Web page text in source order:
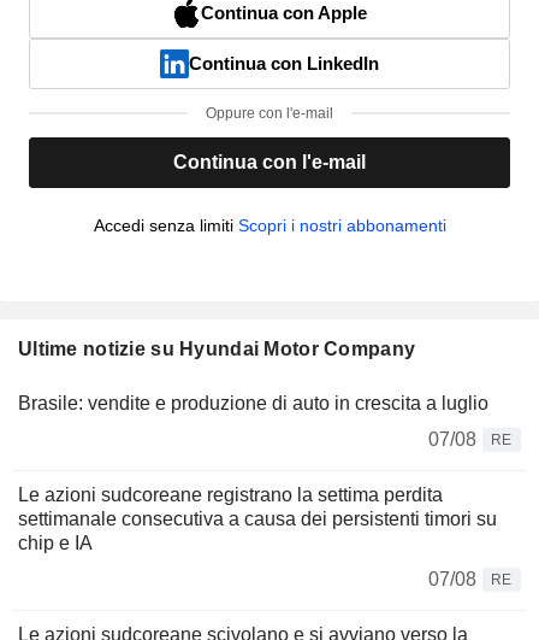
Continua con Apple
Continua con LinkedIn
Oppure con l'e-mail
Continua con l'e-mail
Accedi senza limiti Scopri i nostri abbonamenti
Ultime notizie su Hyundai Motor Company
Brasile: vendite e produzione di auto in crescita a luglio
07/08
RE
Le azioni sudcoreane registrano la settima perdita
settimanale consecutiva a causa dei persistenti timori su
chip e IA
07/08
RE
Le azioni sudcoreane scivolano e si avviano verso la